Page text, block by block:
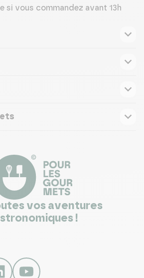
si vous commandez avant 13h
vos aventures
!